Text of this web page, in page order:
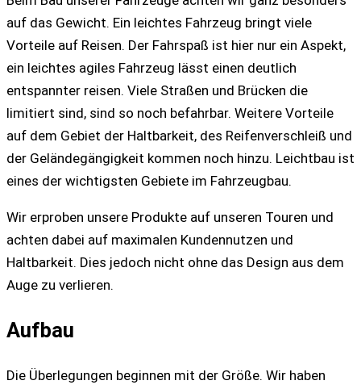
auf das Gewicht. Ein leichtes Fahrzeug bringt viele
Vorteile auf Reisen. Der Fahrspaß ist hier nur ein Aspekt,
ein leichtes agiles Fahrzeug lässt einen deutlich
entspannter reisen. Viele Straßen und Brücken die
limitiert sind, sind so noch befahrbar. Weitere Vorteile
auf dem Gebiet der Haltbarkeit, des Reifenverschleiß und
der Geländegängigkeit kommen noch hinzu. Leichtbau ist
eines der wichtigsten Gebiete im Fahrzeugbau.
Wir erproben unsere Produkte auf unseren Touren und
achten dabei auf maximalen Kundennutzen und
Haltbarkeit. Dies jedoch nicht ohne das Design aus dem
Auge zu verlieren.
Aufbau
Die Überlegungen beginnen mit der Größe. Wir haben